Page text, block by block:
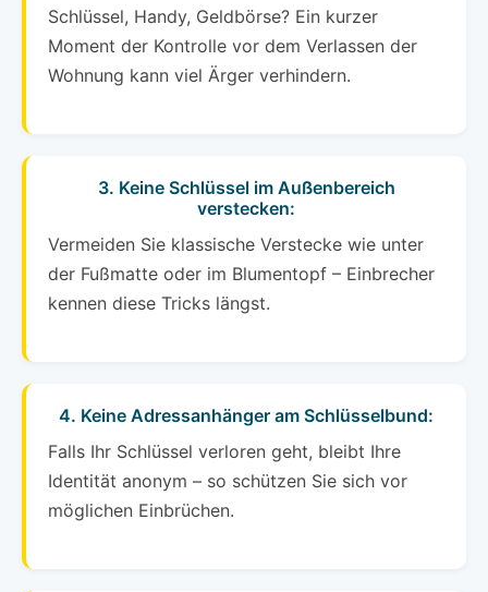
Schlüssel, Handy, Geldbörse? Ein kurzer
Moment der Kontrolle vor dem Verlassen der
Wohnung kann viel Ärger verhindern.
3. Keine Schlüssel im Außenbereich
verstecken:
Vermeiden Sie klassische Verstecke wie unter
der Fußmatte oder im Blumentopf – Einbrecher
kennen diese Tricks längst.
4. Keine Adressanhänger am Schlüsselbund:
Falls Ihr Schlüssel verloren geht, bleibt Ihre
Identität anonym – so schützen Sie sich vor
möglichen Einbrüchen.